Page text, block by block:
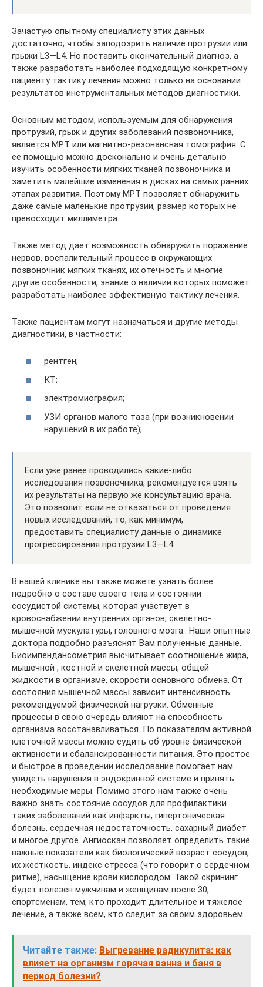
Зачастую опытному специалисту этих данных
достаточно, чтобы заподозрить наличие протрузии или
грыжи L3—L4. Но поставить окончательный диагноз, а
также разработать наиболее подходящую конкретному
пациенту тактику лечения можно только на основании
результатов инструментальных методов диагностики.
Основным методом, используемым для обнаружения
протрузий, грыж и других заболеваний позвоночника,
является МРТ или магнитно-резонансная томография. С
ее помощью можно досконально и очень детально
изучить особенности мягких тканей позвоночника и
заметить малейшие изменения в дисках на самых ранних
этапах развития. Поэтому МРТ позволяет обнаружить
даже самые маленькие протрузии, размер которых не
превосходит миллиметра.
Также метод дает возможность обнаружить поражение
нервов, воспалительный процесс в окружающих
позвоночник мягких тканях, их отечность и многие
другие особенности, знание о наличии которых поможет
разработать наиболее эффективную тактику лечения.
Также пациентам могут назначаться и другие методы
диагностики, в частности:
рентген;
КТ;
электромиография;
УЗИ органов малого таза (при возникновении
нарушений в их работе);
Если уже ранее проводились какие-либо
исследования позвоночника, рекомендуется взять
их результаты на первую же консультацию врача.
Это позволит если не отказаться от проведения
новых исследований, то, как минимум,
предоставить специалисту данные о динамике
прогрессирования протрузии L3—L4.
В нашей клинике вы также можете узнать более
подробно о составе своего тела и состоянии
сосудистой системы, которая участвует в
кровоснабжении внутренних органов, скелетно-
мышечной мускулатуры, головного мозга.. Наши опытные
доктора подробно разъяснят Вам полученные данные.
Биоимпендансометрия высчитывает соотношение жира,
мышечной , костной и скелетной массы, общей
жидкости в организме, скорости основного обмена. От
состояния мышечной массы зависит интенсивность
рекомендуемой физической нагрузки. Обменные
процессы в свою очередь влияют на способность
организма восстанавливаться. По показателям активной
клеточной массы можно судить об уровне физической
активности и сбалансированности питания. Это простое
и быстрое в проведении исследование помогает нам
увидеть нарушения в эндокринной системе и принять
необходимые меры. Помимо этого нам также очень
важно знать состояние сосудов для профилактики
таких заболеваний как инфаркты, гипертоническая
болезнь, сердечная недостаточность, сахарный диабет
и многое другое. Ангиоскан позволяет определить такие
важные показатели как биологический возраст сосудов,
их жесткость, индекс стресса (что говорит о сердечном
ритме), насыщение крови кислородом. Такой скрининг
будет полезен мужчинам и женщинам после 30,
спортсменам, тем, кто проходит длительное и тяжелое
лечение, а также всем, кто следит за своим здоровьем.
Читайте также: Выгревание радикулита: как
влияет на организм горячая ванна и баня в
период болезни?